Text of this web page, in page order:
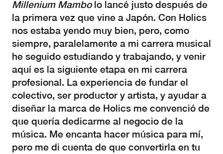
Millenium Mambolo lancé justo después de
la primera vez que vine a Japón. Con Holics
nos estaba yendo muy bien, pero, como
siempre, paralelamente a mi carrera musical
he seguido estudiando y trabajando, y venir
aquí es la siguiente etapa en mi carrera
profesional. La experiencia de fundar el
colectivo, ser productor y artista, y ayudar a
diseñar la marca de Holics me convenció de
que quería dedicarme al negocio de la
música. Me encanta hacer música para mí,
pero me di cuenta de que convertirla en tu